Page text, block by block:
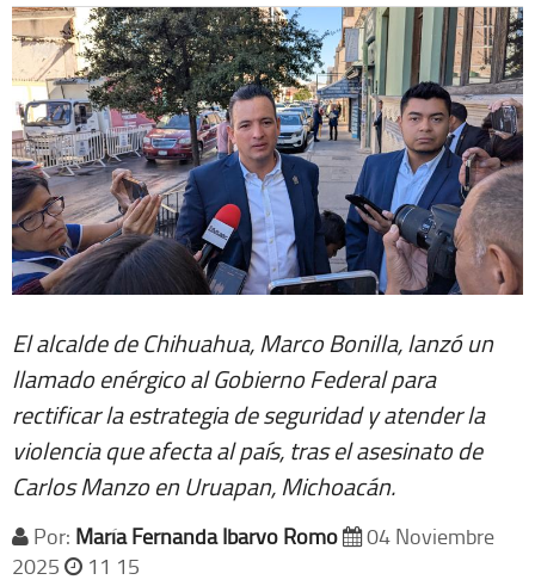
Extra +
El alcalde de Chihuahua, Marco Bonilla, lanzó un
llamado enérgico al Gobierno Federal para
rectificar la estrategia de seguridad y atender la
violencia que afecta al país, tras el asesinato de
Carlos Manzo en Uruapan, Michoacán.
Por: María Fernanda Ibarvo Romo
04 Noviembre
2025
11 15